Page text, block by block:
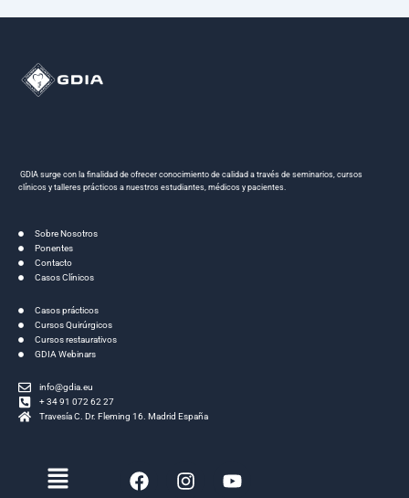
GDIA surge con la finalidad de ofrecer conocimiento de calidad a través de seminarios, cursos
clínicos y talleres prácticos a nuestros estudiantes, médicos y pacientes.
Sobre Nosotros
Ponentes
Contacto
Casos Clínicos
Casos prácticos
Cursos Quirúrgicos
Cursos restaurativos
GDIA Webinars
info@gdia.eu
+ 34 91 072 62 27
Travesía C. Dr. Fleming 16. Madrid España
Menú
F
a
I
n
Y
o